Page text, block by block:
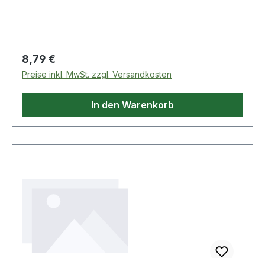
ein.WEICON Lecksuch-Spray kann überall, wo
mit Druckluft, Erd- oder Flüssiggas gearbeitet
wird, wo undichte Stellen an Armaturen,
Verschraubungen und Anschlüssen auftreten
können und als hoher Sicherheitsbeitrag an
Druckluftbremsen und Gasleitungen eingesetzt
Regulärer Preis:
8,79 €
Preise inkl. MwSt. zzgl. Versandkosten
In den Warenkorb